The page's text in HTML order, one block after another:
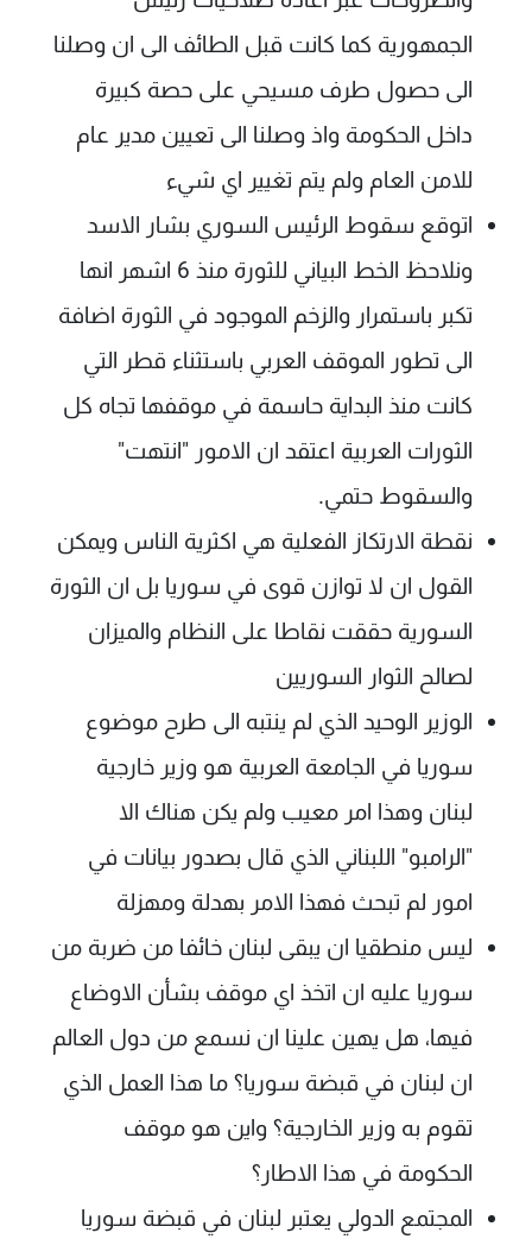
الجمهورية كما كانت قبل الطائف الى ان وصلنا
الى حصول طرف مسيحي على حصة كبيرة
داخل الحكومة واذ وصلنا الى تعيين مدير عام
للامن العام ولم يتم تغيير اي شيء
اتوقع سقوط الرئيس السوري بشار الاسد
ونلاحظ الخط البياني للثورة منذ 6 اشهر انها
تكبر باستمرار والزخم الموجود في الثورة اضافة
الى تطور الموقف العربي باستثناء قطر التي
كانت منذ البداية حاسمة في موقفها تجاه كل
الثورات العربية اعتقد ان الامور "انتهت"
والسقوط حتمي.
نقطة الارتكاز الفعلية هي اكثرية الناس ويمكن
القول ان لا توازن قوى في سوريا بل ان الثورة
السورية حققت نقاطا على النظام والميزان
لصالح الثوار السوريين
الوزير الوحيد الذي لم ينتبه الى طرح موضوع
سوريا في الجامعة العربية هو وزير خارجية
لبنان وهذا امر معيب ولم يكن هناك الا
"الرامبو" اللبناني الذي قال بصدور بيانات في
امور لم تبحث فهذا الامر بهدلة ومهزلة
ليس منطقيا ان يبقى لبنان خائفا من ضربة من
سوريا عليه ان اتخذ اي موقف بشأن الاوضاع
فيها، هل يهين علينا ان نسمع من دول العالم
ان لبنان في قبضة سوريا؟ ما هذا العمل الذي
تقوم به وزير الخارجية؟ واين هو موقف
الحكومة في هذا الاطار؟
المجتمع الدولي يعتبر لبنان في قبضة سوريا